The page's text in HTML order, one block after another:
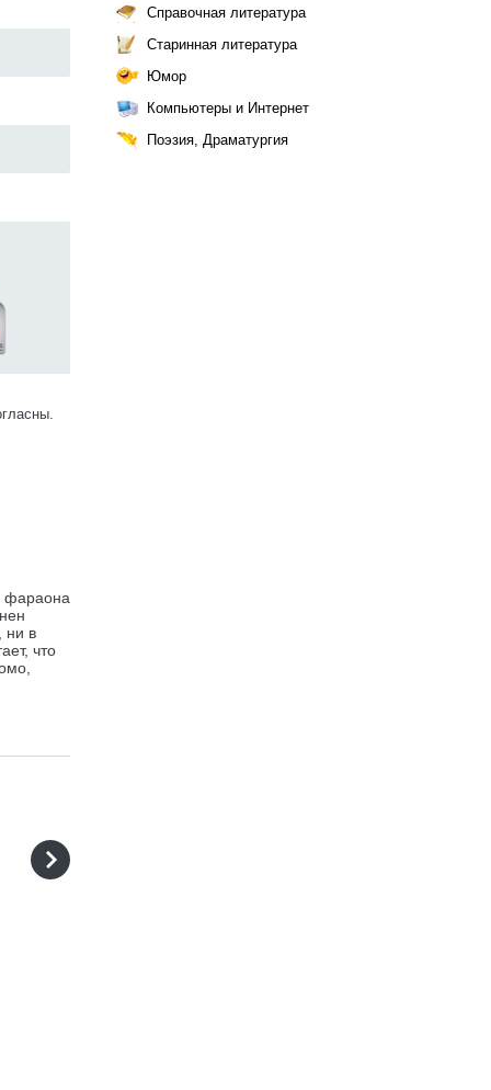
фараона
ни в
что
Справочная литература
Старинная литература
Юмор
Компьютеры и Интернет
Поэзия, Драматургия